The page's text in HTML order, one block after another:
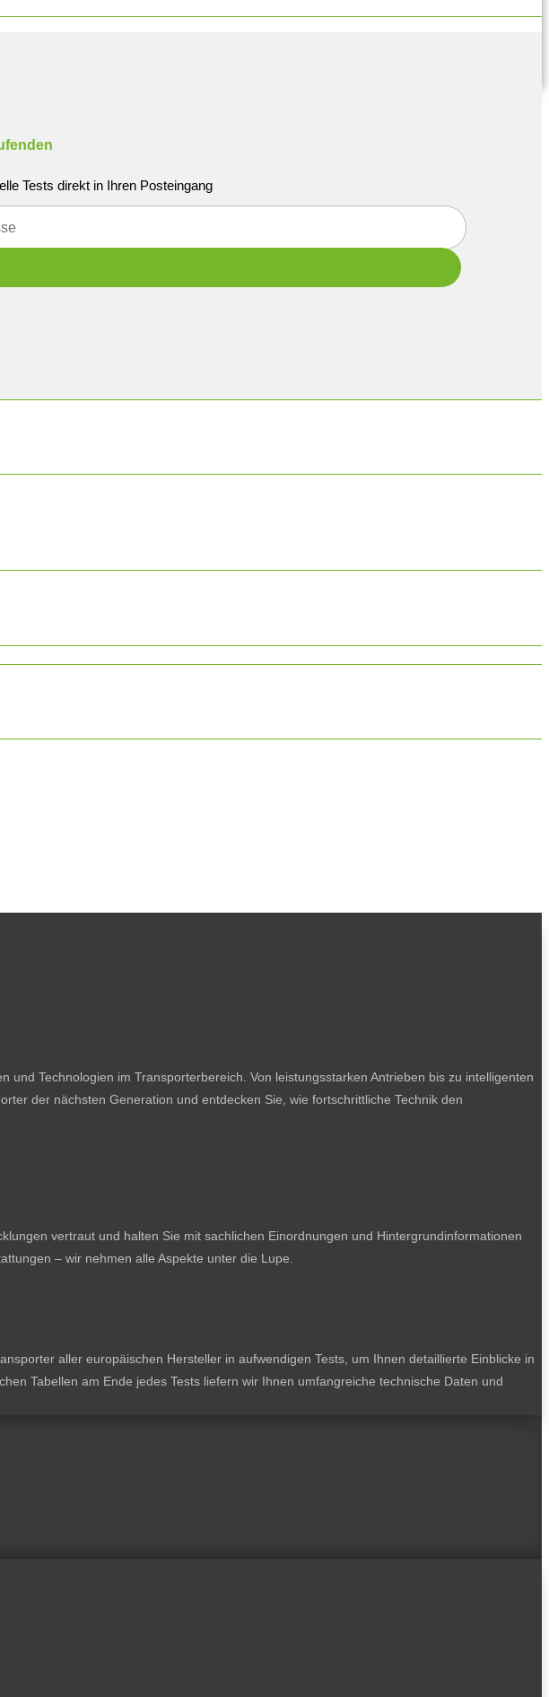
Tests direkt in Ihren Posteingang
Technologien im Transporterbereich. Von leistungsstarken Antrieben bis zu intelligenten
der nächsten Generation und entdecken Sie, wie fortschrittliche Technik den
vertraut und halten Sie mit sachlichen Einordnungen und Hintergrundinformationen
– wir nehmen alle Aspekte unter die Lupe.
aller europäischen Hersteller in aufwendigen Tests, um Ihnen detaillierte Einblicke in
Tabellen am Ende jedes Tests liefern wir Ihnen umfangreiche technische Daten und